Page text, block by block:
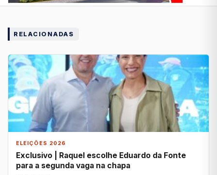
RELACIONADAS
ELEIÇÕES 2026
Exclusivo | Raquel escolhe Eduardo da Fonte
para a segunda vaga na chapa